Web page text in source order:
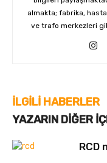
almakta; fabrika,
ve trafo merkezleri
İLGILI HABERLER
YAZARIN DIĞER
RCD